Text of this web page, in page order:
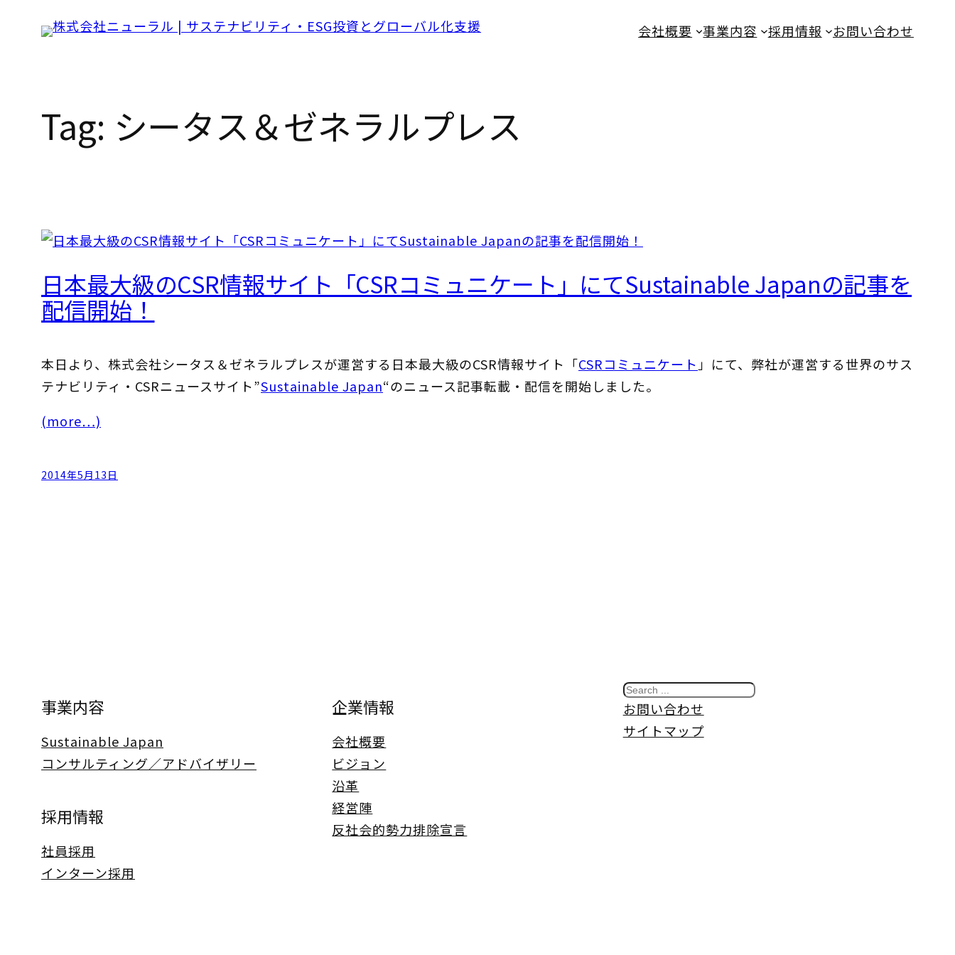
会社概要 事業内容 採用情報 お問い合わせ
Tag: シータス＆ゼネラルプレス
日本最大級のCSR情報サイト「CSRコミュニケート」にてSustainable Japanの記事を
配信開始！
本日より、株式会社シータス＆ゼネラルプレスが運営する日本最大級のCSR情報サイト「CSRコミュニケート」にて、弊社が運営する世界のサス
テナビリティ・CSRニュースサイト”Sustainable Japan“のニュース記事転載・配信を開始しました。
(more…)
2014年5月13日
事業内容
Sustainable Japan
コンサルティング／アドバイザリー
採用情報
社員採用
インターン採用
企業情報
会社概要
ビジョン
沿革
経営陣
反社会的勢力排除宣言
S
e
a
お問い合わせ
サイトマップ